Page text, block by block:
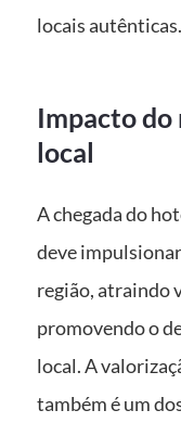
locais autênticas.
Impacto
local
A chegada do
deve
região, atraindo
promovendo o
local. A
também é um